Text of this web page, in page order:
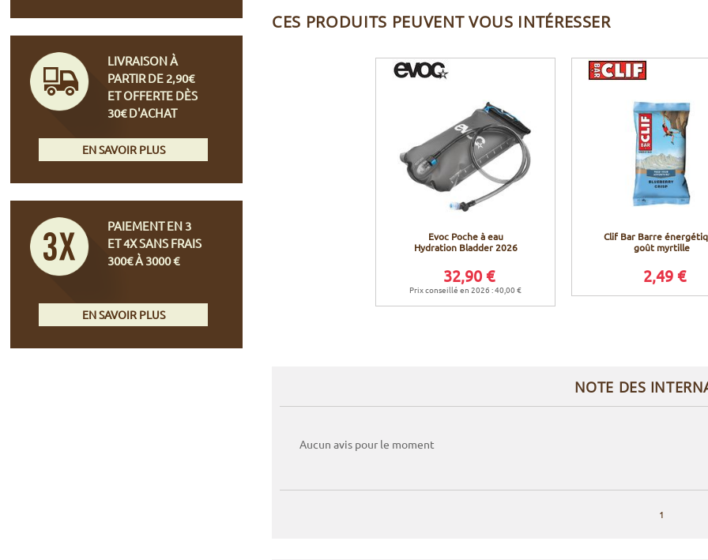
CES PRODUITS PEUVENT VOUS INTÉRESSER
Evoc Poche à eau
Hydration Bladder 2026
32,90 €
Prix conseillé en 2026 : 40,00 €
Clif Bar Barre
goût myrtille
2,49 €
NOTE DES
Aucun avis pour le moment
1
LIVRAISON À
PARTIR DE 2,90€
ET OFFERTE DÈS
30€ D'ACHAT
EN SAVOIR PLUS
PAIEMENT EN 3
ET 4X SANS FRAIS
300€ À 3000 €
EN SAVOIR PLUS